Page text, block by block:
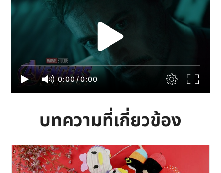
0:00 /0:00
บทความที่เกี่ยวข้อง